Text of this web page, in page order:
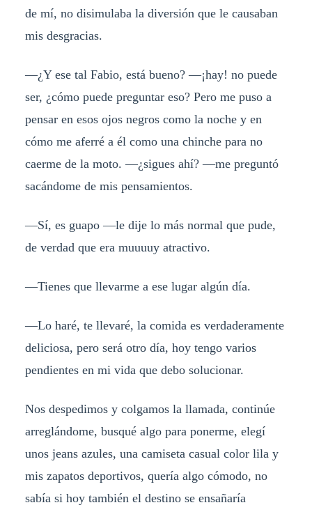
de mí, no disimulaba la diversión que le causaban
mis desgracias.
—¿Y ese tal Fabio, está bueno? —¡hay! no puede
ser, ¿cómo puede preguntar eso? Pero me puso a
pensar en esos ojos negros como la noche y en
cómo me aferré a él como una chinche para no
caerme de la moto. —¿sigues ahí? —me preguntó
sacándome de mis pensamientos.
—Sí, es guapo —le dije lo más normal que pude,
de verdad que era muuuuy atractivo.
—Tienes que llevarme a ese lugar algún día.
—Lo haré, te llevaré, la comida es verdaderamente
deliciosa, pero será otro día, hoy tengo varios
pendientes en mi vida que debo solucionar.
Nos despedimos y colgamos la llamada, continúe
arreglándome, busqué algo para ponerme, elegí
unos jeans azules, una camiseta casual color lila y
mis zapatos deportivos, quería algo cómodo, no
sabía si hoy también el destino se ensañaría